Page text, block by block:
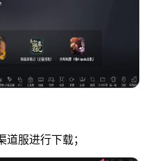
服进行下载；